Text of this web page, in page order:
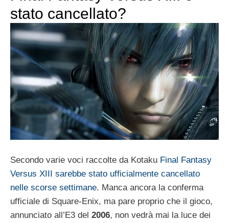
stato cancellato?
Secondo varie voci raccolte da Kotaku Final Fantasy
Versus XIII sarebbe stato ufficialmente cancellato
nelle scorse settimane. Manca ancora la conferma
ufficiale di Square-Enix, ma pare proprio che il gioco,
annunciato all’E3 del 2006, non vedrà mai la luce dei